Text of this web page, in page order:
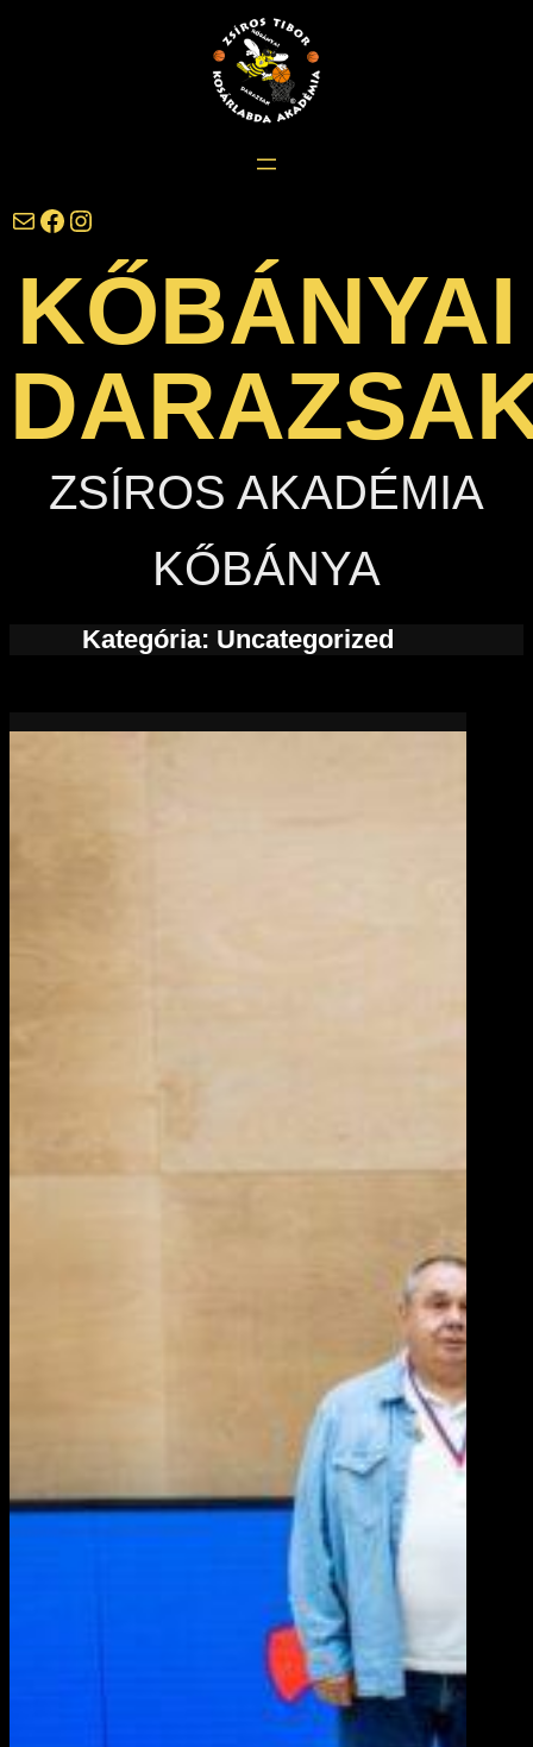
darazsak@darazsak.hu @kobanyaidarazsak @darazsak
KŐBÁNYAI
ZSÍROS AKADÉMIA
KŐBÁNYA
Kategória: Uncategorized